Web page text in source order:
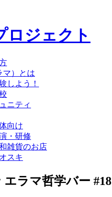
マ）とは
しよう！
ニティ
向け
・研修
雑貨のお店
スキ
ラマ哲学バー #18